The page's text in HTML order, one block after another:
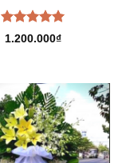
Được xếp
1.200.000₫